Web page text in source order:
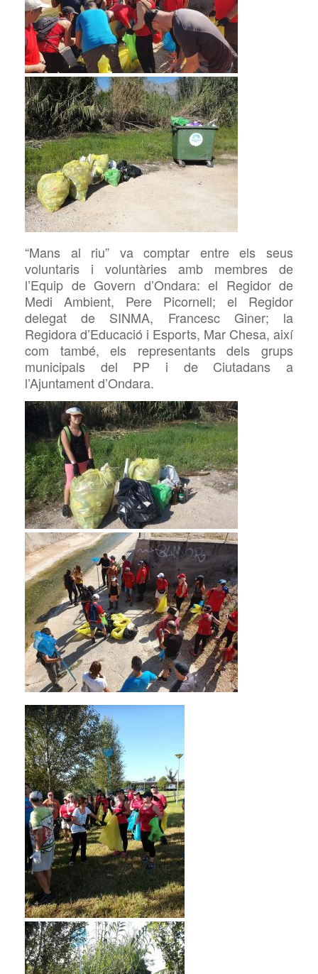
“Mans al riu” va comptar entreels seus
voluntaris i voluntàries amb membres de
l’Equip de Govern d’Ondara: el Regidor de
Medi Ambient, Pere Picornell; el Regidor
delegat de SINMA, Francesc Giner; la
Regidora d’Educació i Esports, Mar Chesa, així
com també, els representants dels grups
municipals del PP i de Ciutadans a
l’Ajuntament d’Ondara.